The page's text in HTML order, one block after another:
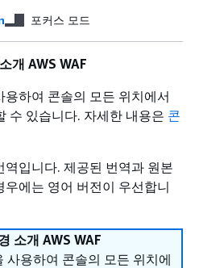
포커스 모드
개 AWS WAF
하여 콘솔의 모든 위치에서
수 있습니다. 자세한 내용은 콘
입니다. 제공된 번역과 원본
에는 영어 버전이 우선합니
소개 AWS WAF
사용하여 콘솔의 모든 위치에